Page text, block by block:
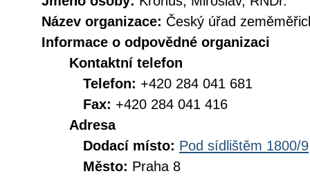
Název organizace: Český úřad
Informace o odpovědné organizaci
Kontaktní telefon
Telefon: +420 284 041 681
Fax: +420 284 041 416
Adresa
Dodací místo: Pod sídlištěm 1800/9
Město: Praha 8